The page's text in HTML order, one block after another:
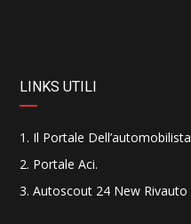
LINKS UTILI
Il Portale Dell’automobilista
Portale Aci.
Autoscout 24 New Rivauto